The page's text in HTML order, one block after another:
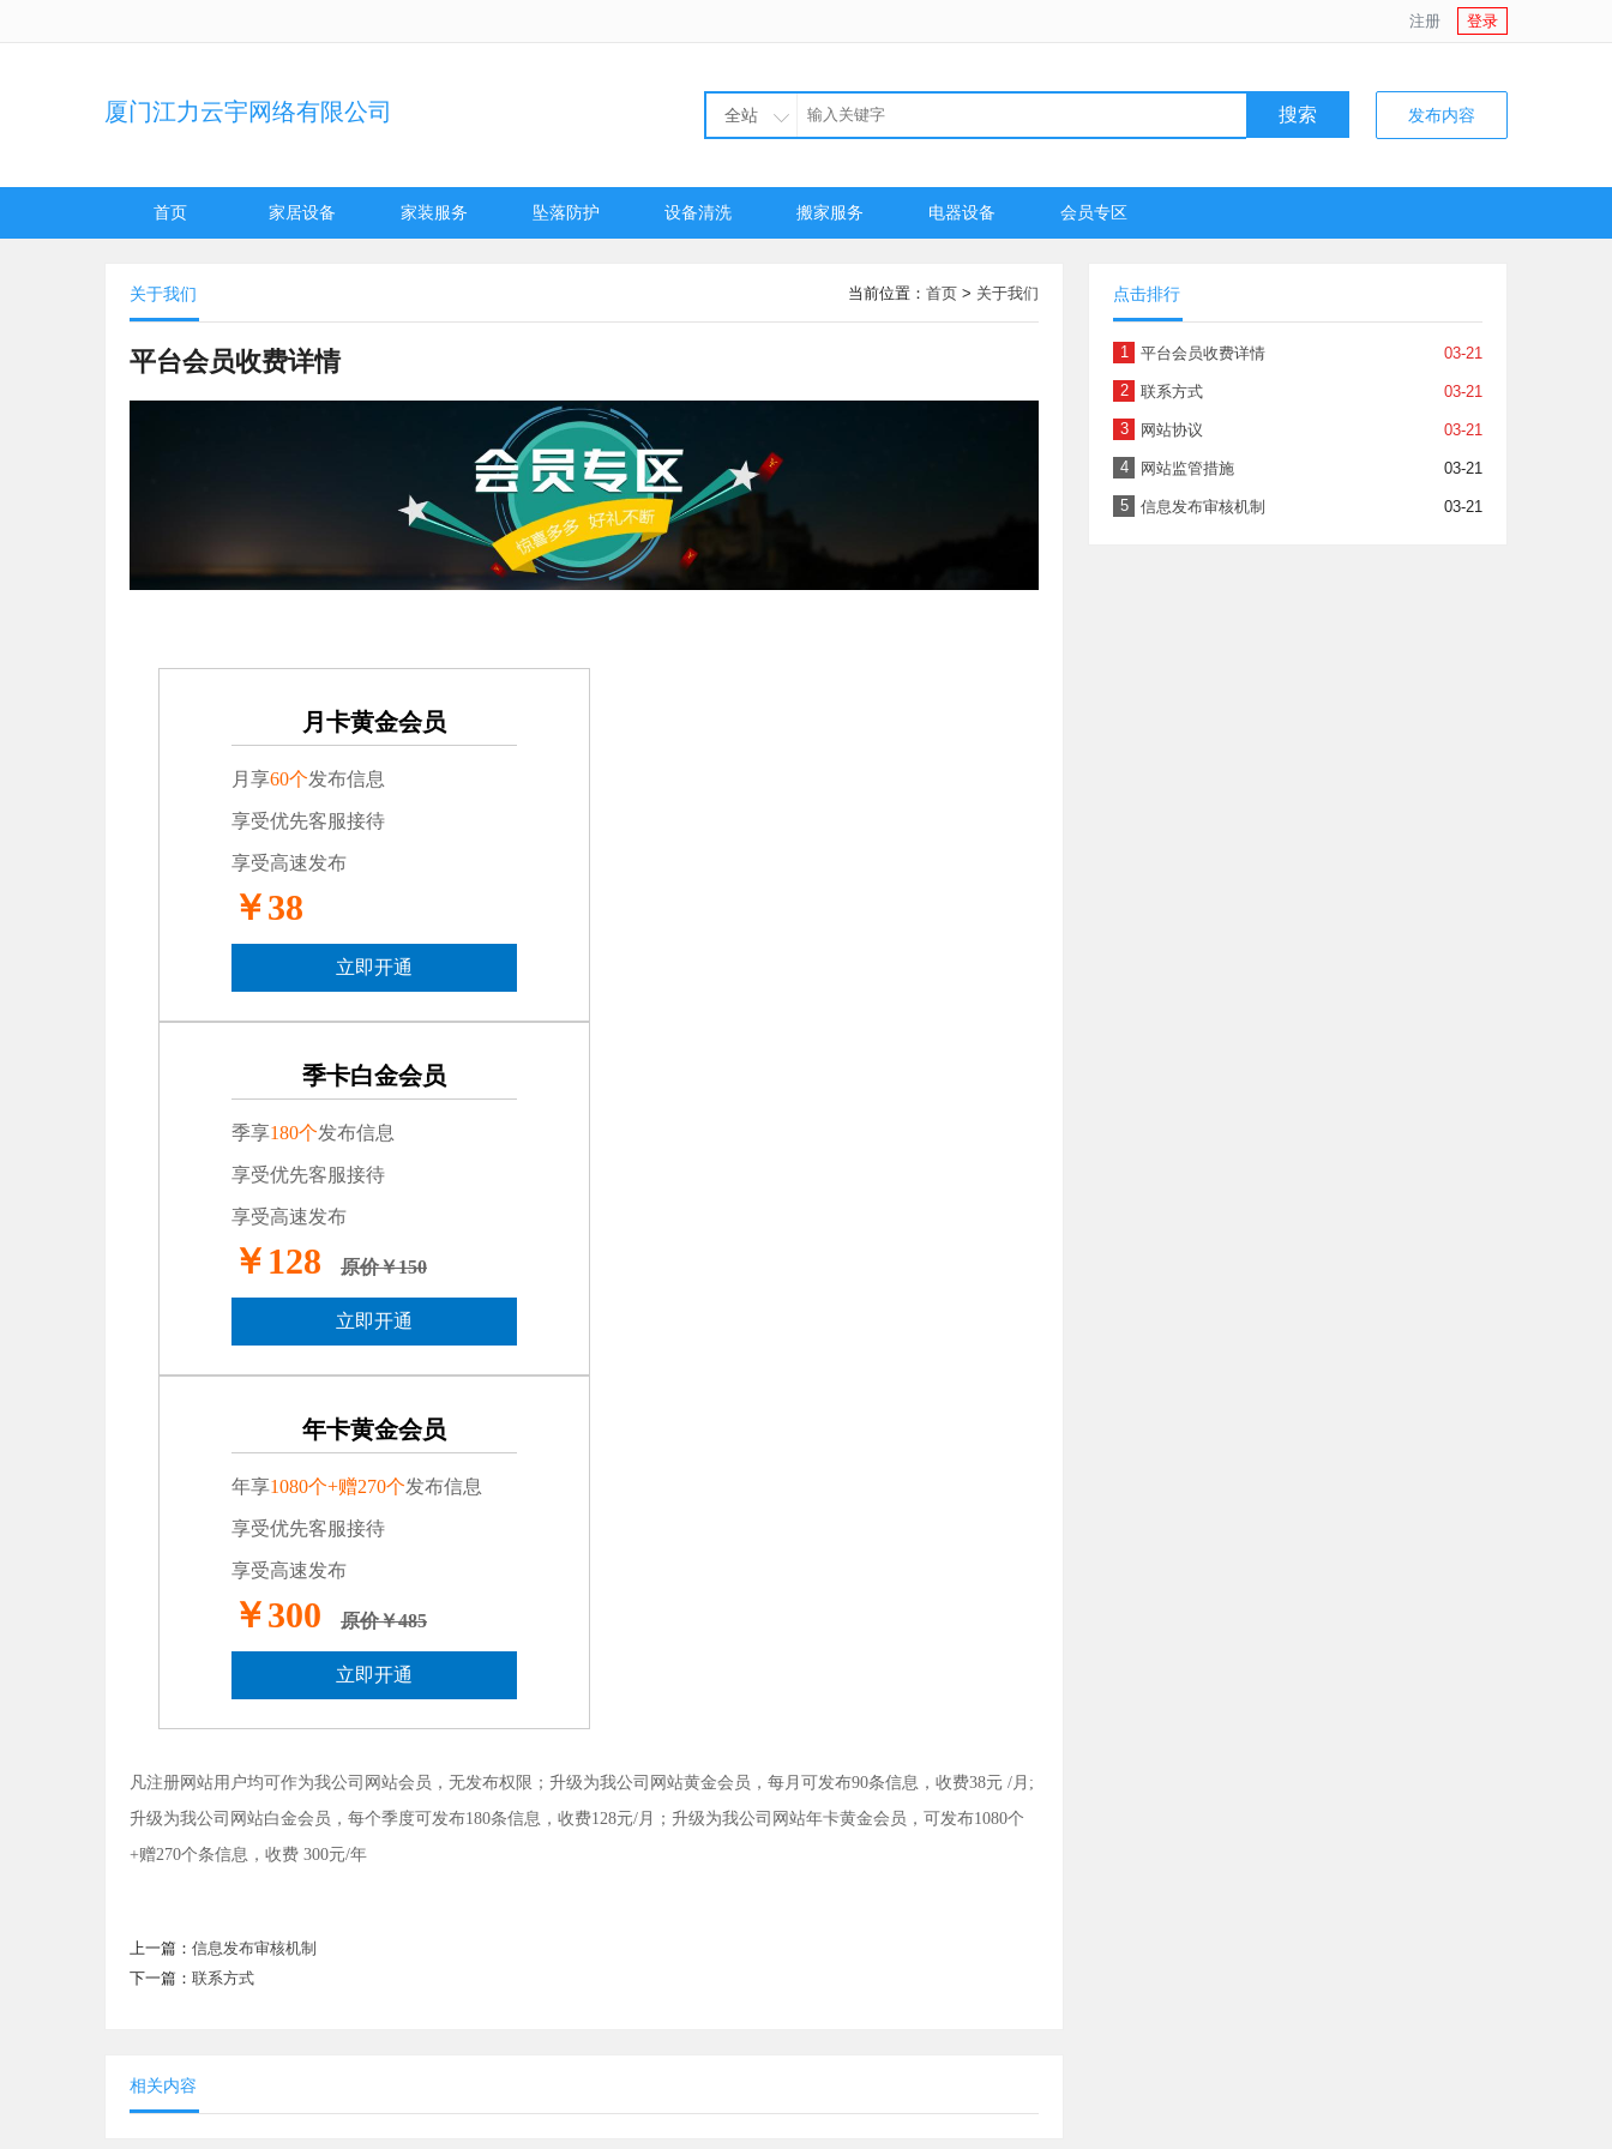
注册 登录
厦门江力云宇网络有限公司 全站 搜索 发布内容
首页 家居设备 家装服务 坠落防护 设备清洗 搬家服务 电器设备 会员专区
关于我们 当前位置： 首页 > 关于我们
平台会员收费详情
月卡黄金会员
月享60个发布信息
享受优先客服接待
享受高速发布
￥38
立即开通
季卡白金会员
季享180个发布信息
享受优先客服接待
享受高速发布
￥128 原价￥150
立即开通
年卡黄金会员
年享1080个+赠270个发布信息
享受优先客服接待
享受高速发布
￥300 原价￥485
立即开通
凡注册网站用户均可作为我公司网站会员，无发布权限；升级为我公司网站黄金会员，每月可发布90条信息，收费38元 /月;
升级为我公司网站白金会员，每个季度可发布180条信息，收费128元/月；升级为我公司网站年卡黄金会员，可发布1080个
+赠270个条信息，收费 300元/年
上一篇： 信息发布审核机制
下一篇： 联系方式
相关内容
点击排行
1 03-21
平台会员收费详情
2 03-21
联系方式
3 03-21
网站协议
4 03-21
网站监管措施
5 03-21
信息发布审核机制